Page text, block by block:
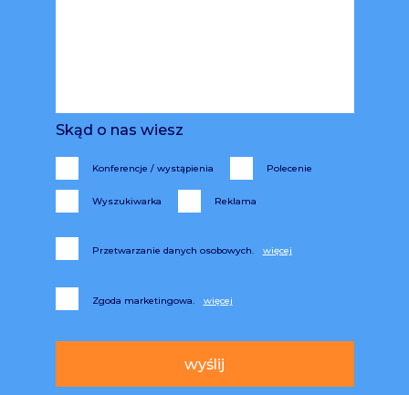
Skąd o nas wiesz
Konferencje / wystąpienia Polecenie
Wyszukiwarka Reklama
Przetwarzanie danych osobowych.
Zgoda marketingowa.